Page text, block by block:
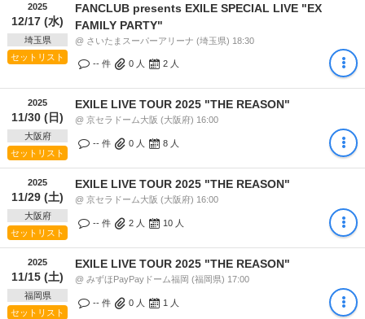
2025
12/17 (水)
埼玉県
セットリスト
FANCLUB presents EXILE SPECIAL LIVE "EX
FAMILY PARTY"
@ さいたまスーパーアリーナ (埼玉県) 18:30
-- 件 0 人 2 人
2025
11/30 (日)
大阪府
セットリスト
EXILE LIVE TOUR 2025 "THE REASON"
@ 京セラドーム大阪 (大阪府) 16:00
-- 件 0 人 8 人
2025
11/29 (土)
大阪府
セットリスト
EXILE LIVE TOUR 2025 "THE REASON"
@ 京セラドーム大阪 (大阪府) 16:00
-- 件 2 人 10 人
2025
11/15 (土)
福岡県
セットリスト
EXILE LIVE TOUR 2025 "THE REASON"
@ みずほPayPayドーム福岡 (福岡県) 17:00
-- 件 0 人 1 人